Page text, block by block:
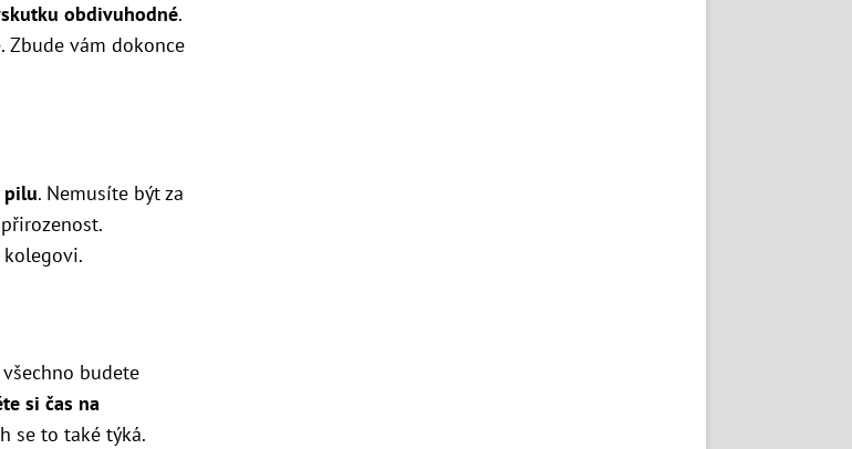
obdivuhodné.
Zbude vám dokonce
pilu. Nemusíte být za
budete
si čas na
se to také týká.